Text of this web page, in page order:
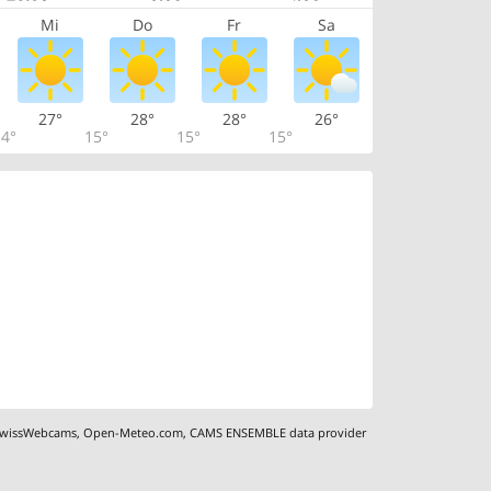
Mi Do Fr Sa
27°
15°
28°
15°
28°
15°
26°
,Open-Meteo.com,CAMS ENSEMBLE data provider